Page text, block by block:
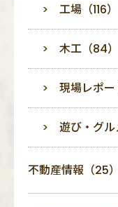
工場（116）
木工（84）
現場レポー
遊び・グル
不動産情報（25）